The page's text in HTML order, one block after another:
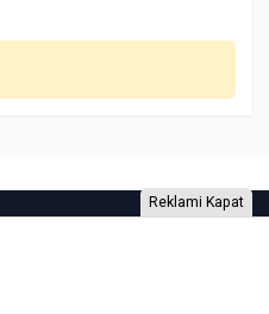
Reklami Kapat